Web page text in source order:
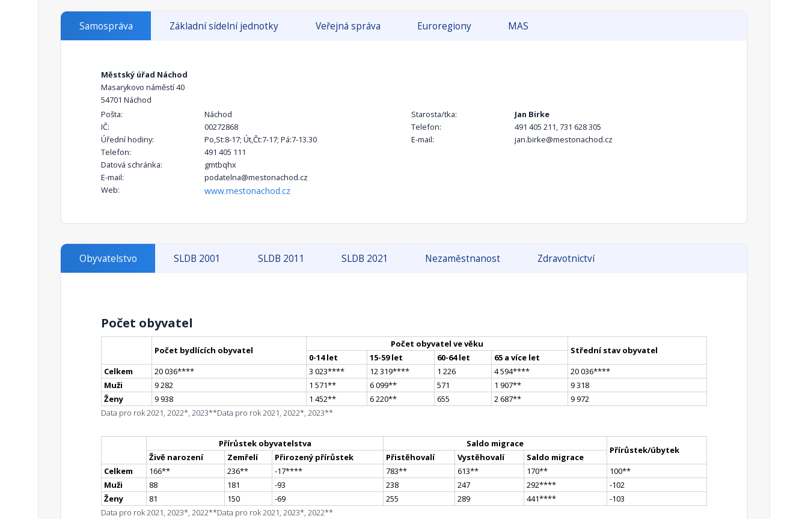
Samospráva Základní sídelní jednotky Veřejná správa Euroregiony MAS
Městský úřad Náchod
Masarykovo náměstí 40
54701 Náchod
Pošta:
Náchod
IČ:
00272868
Úřední hodiny:
Po,St:8-17; Út,Čt:7-17; Pá:7-13.30
Telefon:
491 405 111
Datová schránka:
gmtbqhx
E-mail:
podatelna@mestonachod.cz
Web:
www.mestonachod.cz
Starosta/tka:
Jan Birke
Telefon:
491 405 211, 731 628 305
E-mail:
jan.birke@mestonachod.cz
Obyvatelstvo SLDB 2001 SLDB 2011 SLDB 2021 Nezaměstnanost Zdravotnictví
Počet obyvatel
Počet bydlících obyvatel
Počet obyvatel ve věku
Střední stav obyvatel
0-14 let 15-59 let 60-64 let
65 a více let
Celkem
20 036**** 3 023**** 12 319**** 1 226 4 594**** 20 036****
Muži
9 282 1 571** 6 099** 571 1 907**
9 318
Ženy
9 938 1 452** 6 220** 655 2 687**
9 972
Data pro rok 2021, 2022*, 2023**Data pro rok 2021, 2022*, 2023**
Přírůstek obyvatelstva Saldo migrace
Přírůstek/úbytek
Živě narození Zemřelí Přirozený přírůstek Přistěhovalí Vystěhovalí
Saldo migrace
Celkem
166** 236** -17**** 783** 613** 170** 100**
Muži
88 181 -93 238 247 292****
-102
Ženy
81 150 -69 255 289 441****
-103
Data pro rok 2021, 2023*, 2022**Data pro rok 2021, 2023*, 2022**